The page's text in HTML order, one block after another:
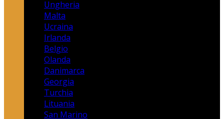
Ungheria
Malta
Ucraina
Irlanda
Belgio
Olanda
Danimarca
Georgia
Turchia
Lituania
San Marino